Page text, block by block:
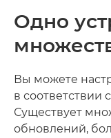
Одно
Вы можете
в
Существует
обновлений,